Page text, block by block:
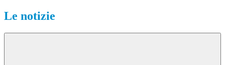
Le notizie